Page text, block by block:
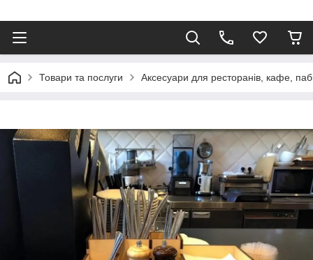
Товари та послуги Аксесуари для ресторанів, кафе,